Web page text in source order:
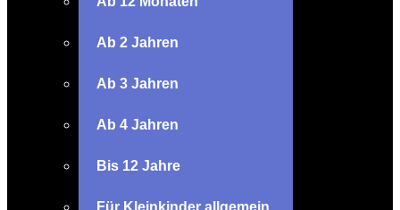
Ab 2 Jahren
Ab 3 Jahren
Ab 4 Jahren
Bis 12 Jahre
Für Kleinkinder allgemein